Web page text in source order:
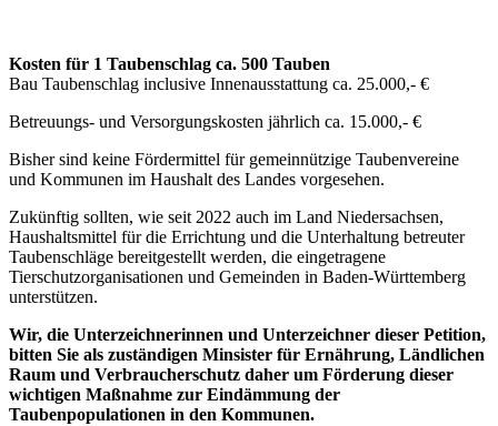
Kosten für 1 Taubenschlag ca. 500 Tauben
Bau Taubenschlag inclusive Innenausstattung ca. 25.000,- €
Betreuungs- und Versorgungskosten jährlich ca. 15.000,- €
Bisher sind keine Fördermittel für gemeinnützige Taubenvereine
und Kommunen im Haushalt des Landes vorgesehen.
Zukünftig sollten, wie seit 2022 auch im Land Niedersachsen,
Haushaltsmittel für die Errichtung und die Unterhaltung betreuter
Taubenschläge bereitgestellt werden, die eingetragene
Tierschutzorganisationen und Gemeinden in Baden-Württemberg
unterstützen.
Wir, die Unterzeichnerinnen und Unterzeichner dieser Petition,
bitten Sie als zuständigen Minsister für Ernährung, Ländlichen
Raum und Verbraucherschutz daher um Förderung dieser
wichtigen Maßnahme zur Eindämmung der
Taubenpopulationen in den Kommunen.